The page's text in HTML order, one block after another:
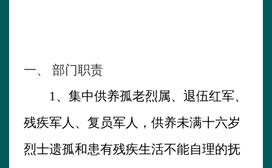
一、
部门职责
1、集中供养孤老烈属、退伍红军、
残疾军人、复员军人，供养未满十六岁
烈士遗孤和患有残疾生活不能自理的抚